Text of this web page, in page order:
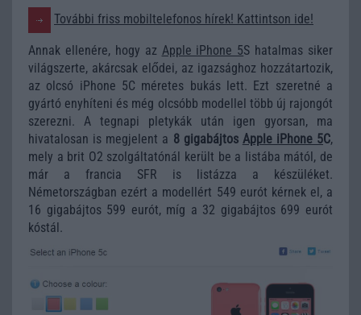
További friss mobiltelefonos hírek! Kattintson ide!
Annak ellenére, hogy az Apple iPhone 5S hatalmas siker
világszerte, akárcsak elődei, az igazsághoz hozzátartozik,
az olcsó iPhone 5C méretes bukás lett. Ezt szeretné a
gyártó enyhíteni és még olcsóbb modellel több új rajongót
szerezni. A tegnapi pletykák után igen gyorsan, ma
hivatalosan is megjelent a 8 gigabájtos Apple iPhone 5C,
mely a brit O2 szolgáltatónál került be a listába mától, de
már a francia SFR is listázza a készüléket.
Németországban ezért a modellért 549 eurót kérnek el, a
16 gigabájtos 599 eurót, míg a 32 gigabájtos 699 eurót
kóstál.